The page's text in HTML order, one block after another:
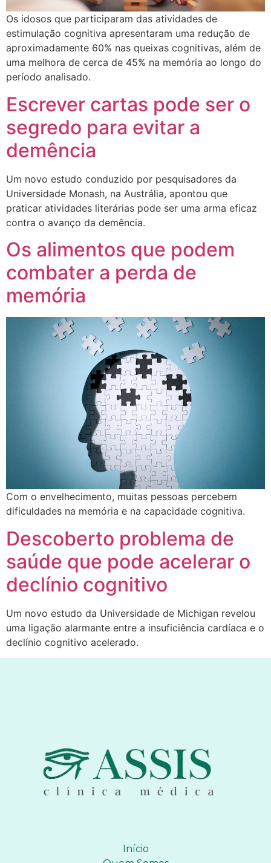
Os idosos que participaram das atividades de
estimulação cognitiva apresentaram uma redução de
aproximadamente 60% nas queixas cognitivas, além de
uma melhora de cerca de 45% na memória ao longo do
período analisado.
Escrever cartas pode ser o
segredo para evitar a
demência
Um novo estudo conduzido por pesquisadores da
Universidade Monash, na Austrália, apontou que
praticar atividades literárias pode ser uma arma eficaz
contra o avanço da demência.
Os alimentos que podem
combater a perda de
memória
Com o envelhecimento, muitas pessoas percebem
dificuldades na memória e na capacidade cognitiva.
Descoberto problema de
saúde que pode acelerar o
declínio cognitivo
Um novo estudo da Universidade de Michigan revelou
uma ligação alarmante entre a insuficiência cardíaca e o
declínio cognitivo acelerado.
Início